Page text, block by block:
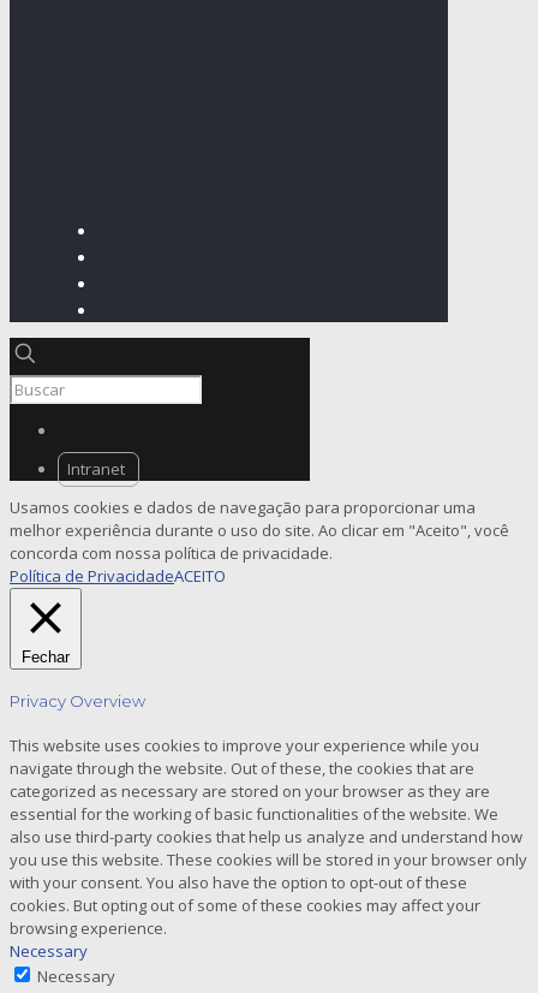
Intranet
Usamos cookies e dados de navegação para proporcionar uma
melhor experiência durante o uso do site. Ao clicar em "Aceito", você
concorda com nossa política de privacidade.
Política de PrivacidadeACEITO
Fechar
Privacy Overview
This website uses cookies to improve your experience while you
navigate through the website. Out of these, the cookies that are
categorized as necessary are stored on your browser as they are
essential for the working of basic functionalities of the website. We
also use third-party cookies that help us analyze and understand how
you use this website. These cookies will be stored in your browser only
with your consent. You also have the option to opt-out of these
cookies. But opting out of some of these cookies may affect your
browsing experience.
Necessary
Necessary